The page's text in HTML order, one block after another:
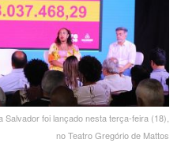
Salvador foi lançado nesta terça-feira (18),
no Teatro Gregório de Mattos